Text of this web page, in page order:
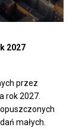
2027
przez
rok 2027.
małych.